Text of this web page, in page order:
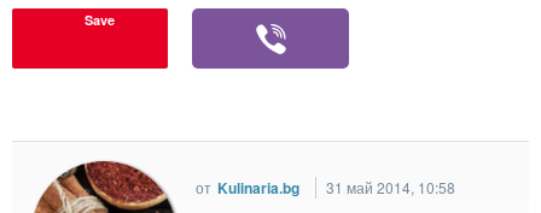
Save
от Kulinaria.bg
31 май 2014, 10:58